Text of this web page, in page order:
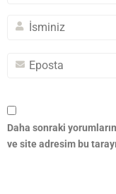
Daha sonraki
ve site adresim bu